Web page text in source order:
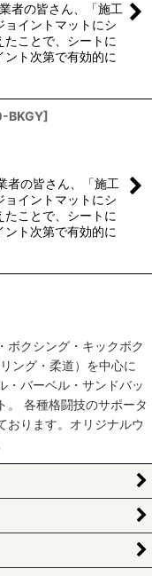
者の皆さん、「施工
イントマットにシ
ことで、シートに
ト次第で有効的に
BKGY]
者の皆さん、「施工
イントマットにシ
ことで、シートに
ト次第で有効的に
ボクシング・キックボク
ング・柔道）を中心に
・バーベル・サンドバッ
。 各種格闘技のサポータ
おります。オリジナルウ